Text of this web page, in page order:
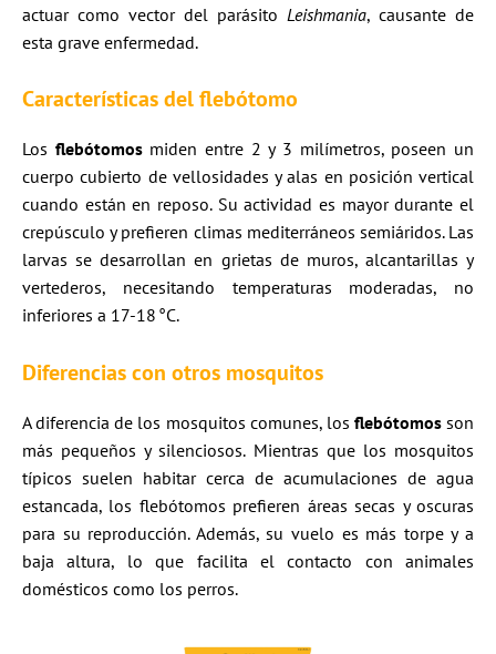
actuar como vector del parásito Leishmania, causante de
esta grave enfermedad.
Características del flebótomo
Los flebótomosmiden entre 2 y 3 milímetros, poseen un
cuerpo cubierto de vellosidades y alas en posición vertical
cuando están en reposo. Su actividad es mayor durante el
crepúsculo y prefieren climas mediterráneos semiáridos. Las
larvas se desarrollan en grietas de muros, alcantarillas y
vertederos, necesitando temperaturas moderadas, no
inferiores a 17-18 °C.
Diferencias con otros mosquitos
A diferencia de los mosquitos comunes, los flebótomosson
más pequeños y silenciosos. Mientras que los mosquitos
típicos suelen habitar cerca de acumulaciones de agua
estancada, los flebótomos prefieren áreas secas y oscuras
para su reproducción. Además, su vuelo es más torpe y a
baja altura, lo que facilita el contacto con animales
domésticos como los perros.​